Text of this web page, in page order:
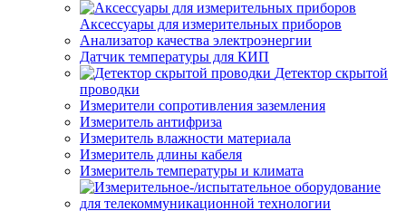
Аксессуары для измерительных приборов
Анализатор качества электроэнергии
Датчик температуры для КИП
Детектор скрытой
проводки
Измерители сопротивления заземления
Измеритель антифриза
Измеритель влажности материала
Измеритель длины кабеля
Измеритель температуры и климата